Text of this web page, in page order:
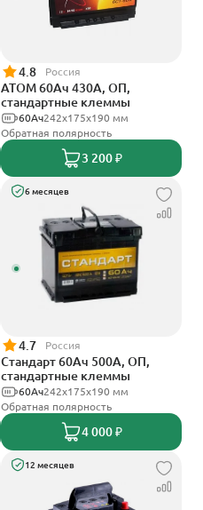
4.8 Россия
АТОМ 60Ач 430А, ОП,
стандартные клеммы
242х175х190 мм
60Ач
Обратная полярность
3 200 ₽
6 месяцев
4.7 Россия
Стандарт 60Ач 500А, ОП,
стандартные клеммы
242x175x190 мм
60Ач
Обратная полярность
4 000 ₽
12 месяцев